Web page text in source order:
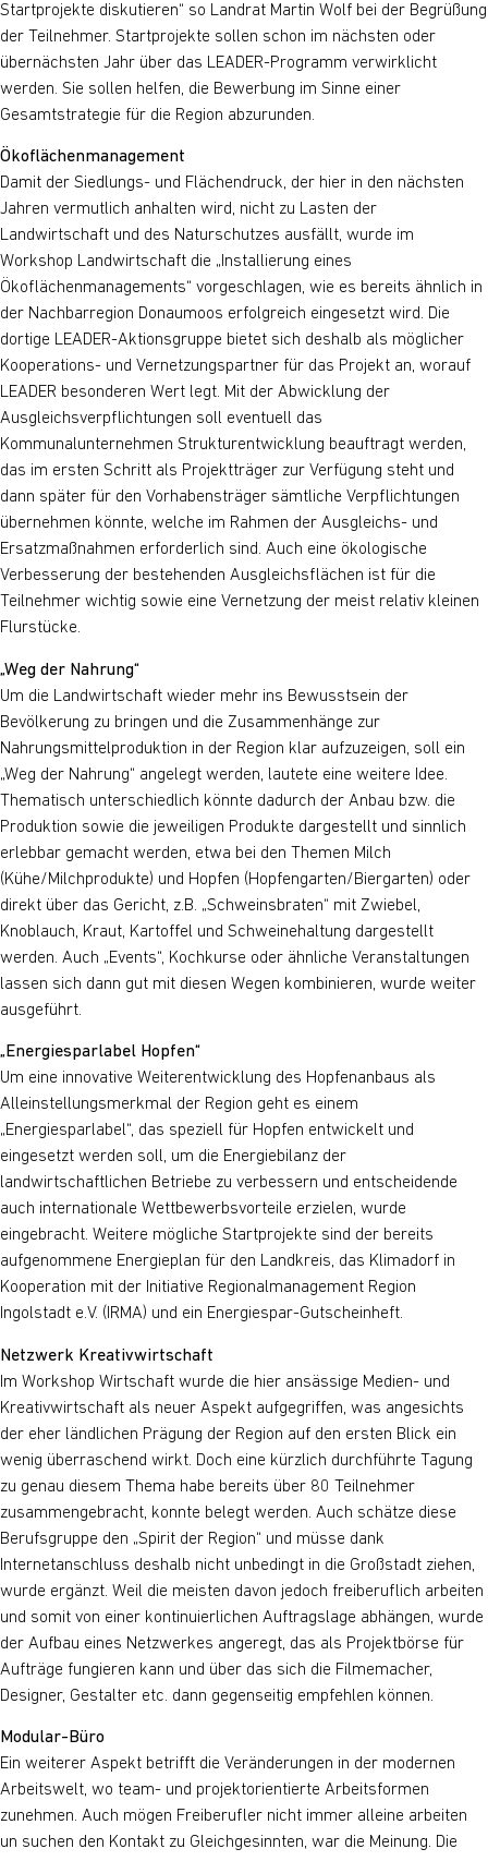
Startprojekte diskutieren“ so Landrat Martin Wolf bei der Begrüßung
der Teilnehmer. Startprojekte sollen schon im nächsten oder
übernächsten Jahr über das LEADER-Programm verwirklicht
werden. Sie sollen helfen, die Bewerbung im Sinne einer
Gesamtstrategie für die Region abzurunden.
Ökoflächenmanagement
Damit der Siedlungs- und Flächendruck, der hier in den nächsten
Jahren vermutlich anhalten wird, nicht zu Lasten der
Landwirtschaft und des Naturschutzes ausfällt, wurde im
Workshop Landwirtschaft die „Installierung eines
Ökoflächenmanagements“ vorgeschlagen, wie es bereits ähnlich in
der Nachbarregion Donaumoos erfolgreich eingesetzt wird. Die
dortige LEADER-Aktionsgruppe bietet sich deshalb als möglicher
Kooperations- und Vernetzungspartner für das Projekt an, worauf
LEADER besonderen Wert legt. Mit der Abwicklung der
Ausgleichsverpflichtungen soll eventuell das
Kommunalunternehmen Strukturentwicklung beauftragt werden,
das im ersten Schritt als Projektträger zur Verfügung steht und
dann später für den Vorhabensträger sämtliche Verpflichtungen
übernehmen könnte, welche im Rahmen der Ausgleichs- und
Ersatzmaßnahmen erforderlich sind. Auch eine ökologische
Verbesserung der bestehenden Ausgleichsflächen ist für die
Teilnehmer wichtig sowie eine Vernetzung der meist relativ kleinen
Flurstücke.
„Weg der Nahrung“
Um die Landwirtschaft wieder mehr ins Bewusstsein der
Bevölkerung zu bringen und die Zusammenhänge zur
Nahrungsmittelproduktion in der Region klar aufzuzeigen, soll ein
„Weg der Nahrung“ angelegt werden, lautete eine weitere Idee.
Thematisch unterschiedlich könnte dadurch der Anbau bzw. die
Produktion sowie die jeweiligen Produkte dargestellt und sinnlich
erlebbar gemacht werden, etwa bei den Themen Milch
(Kühe/Milchprodukte) und Hopfen (Hopfengarten/Biergarten) oder
direkt über das Gericht, z.B. „Schweinsbraten“ mit Zwiebel,
Knoblauch, Kraut, Kartoffel und Schweinehaltung dargestellt
werden. Auch „Events“, Kochkurse oder ähnliche Veranstaltungen
lassen sich dann gut mit diesen Wegen kombinieren, wurde weiter
ausgeführt.
„Energiesparlabel Hopfen“
Um eine innovative Weiterentwicklung des Hopfenanbaus als
Alleinstellungsmerkmal der Region geht es einem
„Energiesparlabel“, das speziell für Hopfen entwickelt und
eingesetzt werden soll, um die Energiebilanz der
landwirtschaftlichen Betriebe zu verbessern und entscheidende
auch internationale Wettbewerbsvorteile erzielen, wurde
eingebracht. Weitere mögliche Startprojekte sind der bereits
aufgenommene Energieplan für den Landkreis, das Klimadorf in
Kooperation mit der Initiative Regionalmanagement Region
Ingolstadt e.V. (IRMA) und ein Energiespar-Gutscheinheft.
Netzwerk Kreativwirtschaft
Im Workshop Wirtschaft wurde die hier ansässige Medien- und
Kreativwirtschaft als neuer Aspekt aufgegriffen, was angesichts
der eher ländlichen Prägung der Region auf den ersten Blick ein
wenig überraschend wirkt. Doch eine kürzlich durchführte Tagung
zu genau diesem Thema habe bereits über 80 Teilnehmer
zusammengebracht, konnte belegt werden. Auch schätze diese
Berufsgruppe den „Spirit der Region“ und müsse dank
Internetanschluss deshalb nicht unbedingt in die Großstadt ziehen,
wurde ergänzt. Weil die meisten davon jedoch freiberuflich arbeiten
und somit von einer kontinuierlichen Auftragslage abhängen, wurde
der Aufbau eines Netzwerkes angeregt, das als Projektbörse für
Aufträge fungieren kann und über das sich die Filmemacher,
Designer, Gestalter etc. dann gegenseitig empfehlen können.
Modular-Büro
Ein weiterer Aspekt betrifft die Veränderungen in der modernen
Arbeitswelt, wo team- und projektorientierte Arbeitsformen
zunehmen. Auch mögen Freiberufler nicht immer alleine arbeiten
un suchen den Kontakt zu Gleichgesinnten, war die Meinung. Die